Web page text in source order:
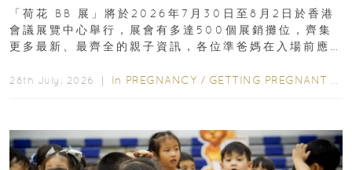
「荷花 BB 展」將於2026年7月30日至8月2日於香港
會議展覽中心舉行，展會有多達500個展銷攤位，齊集
更多最新、最齊全的親子資訊，各位準爸媽在入場前應
28th July, 2026 ｜ In PREGNANCY / GETTING PREGNANT